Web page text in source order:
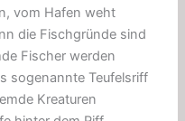
vom Hafen weht
die Fischgründe sind
Fischer werden
sogenannte Teufelsriff
Kreaturen